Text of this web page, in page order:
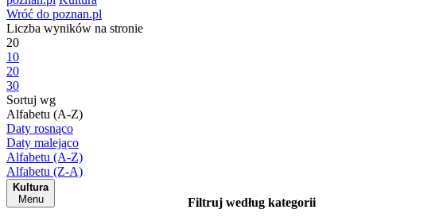
Wróć do poznan.pl
Liczba wyników na stronie
20
10
20
30
Sortuj wg
Alfabetu (A-Z)
Daty rosnąco
Daty malejąco
Alfabetu (A-Z)
Alfabetu (Z-A)
Kultura
Menu
Filtruj według kategorii